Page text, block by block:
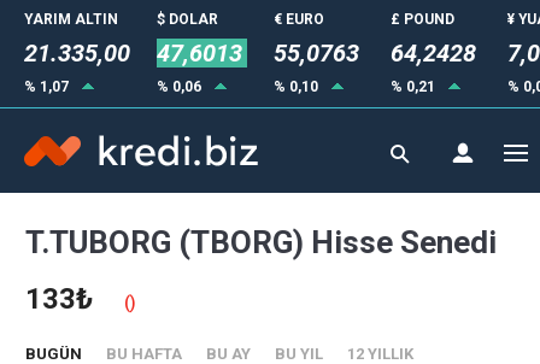
YARIM ALTIN
21.335,00
% 1,07
$ DOLAR
47,6013
% 0,06
€ EURO
55,0763
% 0,10
£ POUND
64,2428
% 0,21
¥
%
T.TUBORG (TBORG) Hisse Senedi
133₺ ()
BUGÜN BU HAFTA BU AY BU YIL 12 YILLIK